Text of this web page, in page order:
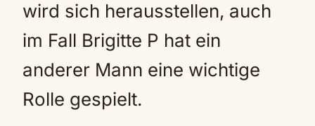
wird sich herausstellen, auch
im Fall Brigitte P hat ein
anderer Mann eine wichtige
Rolle gespielt.